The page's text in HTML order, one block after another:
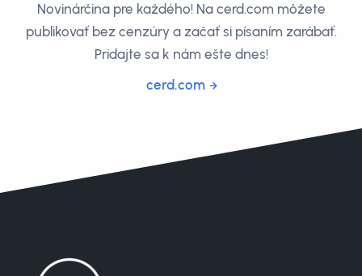
Novinárčina pre každého! Na cerd.com môžete
publikovať bez cenzúry a začať si písaním zarábať.
Pridajte sa k nám ešte dnes!
cerd.com